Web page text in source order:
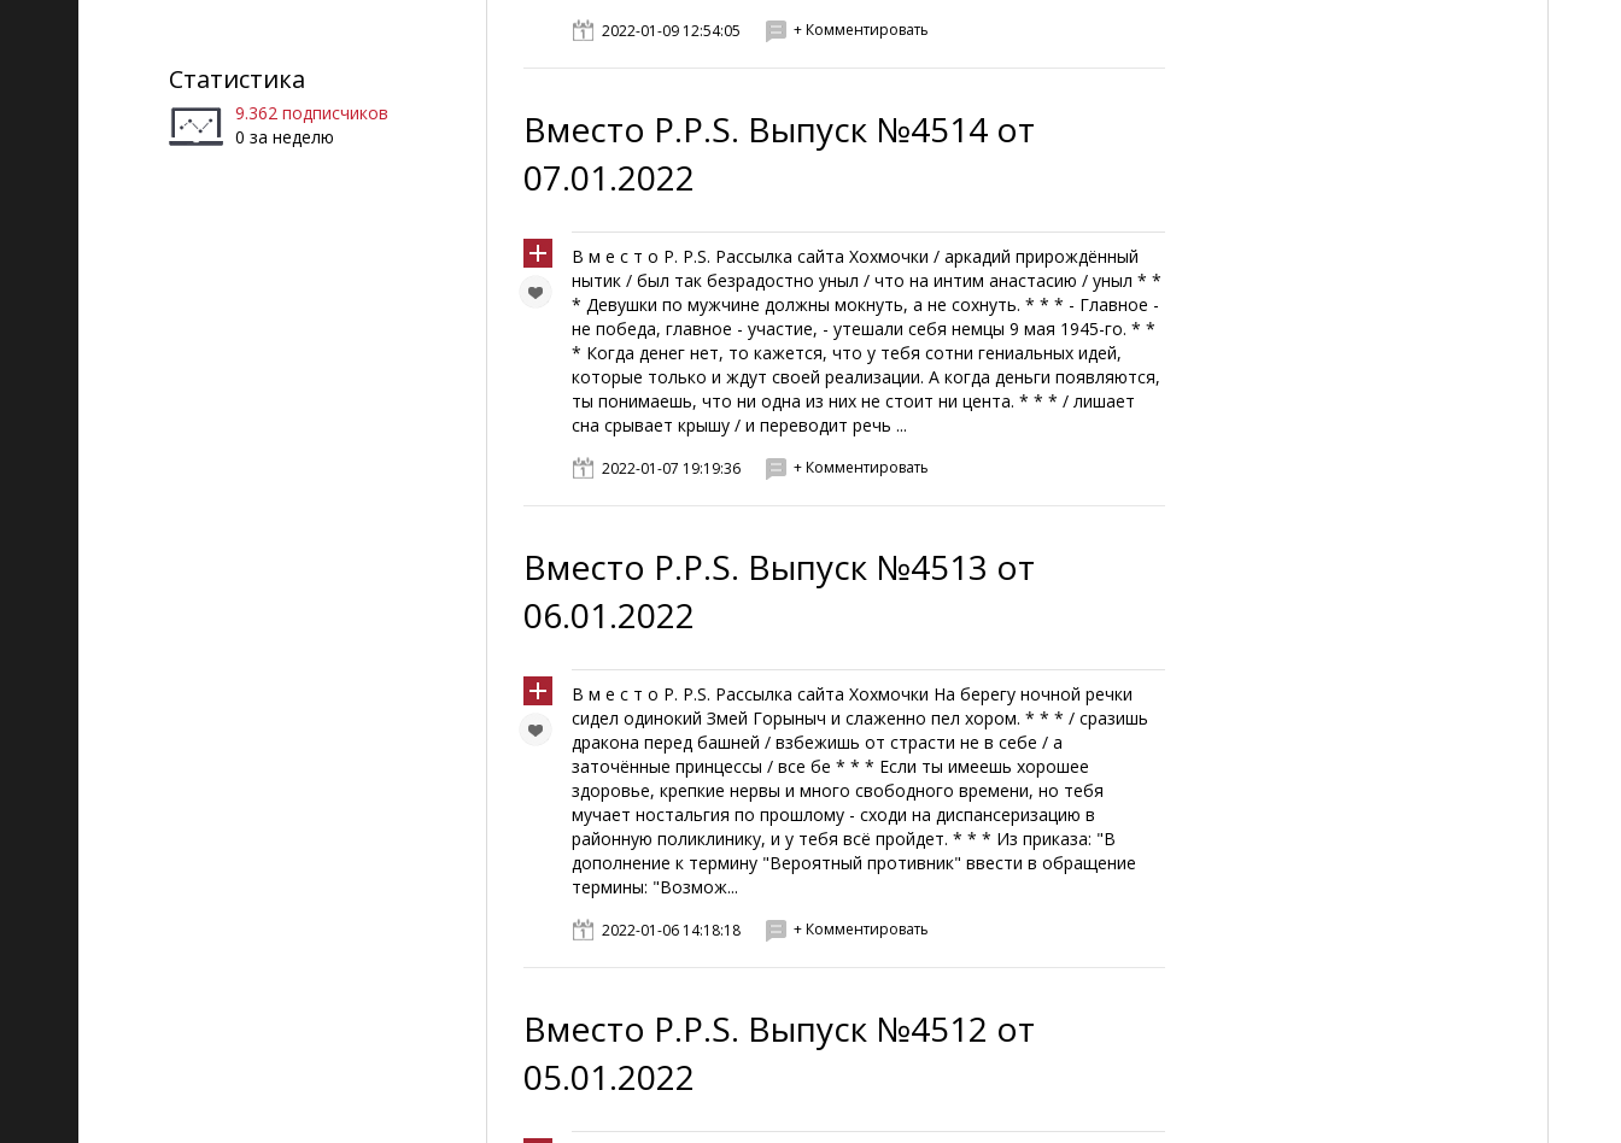
Статистика
9.362 подписчиков
0 за неделю
2022-01-09 12:54:05 + Комментировать
Вместо P.P.S. Выпуск №4514 от
07.01.2022
В м е с т о P. P.S. Рассылка сайта Хохмочки / аркадий прирождённый
нытик / был так безрадостно уныл / что на интим анастасию / уныл * *
* Девушки по мужчине должны мокнуть, а не сохнуть. * * * - Главное -
не победа, главное - участие, - утешали себя немцы 9 мая 1945-го. * *
* Когда денег нет, то кажется, что у тебя сотни гениальных идей,
которые только и ждут своей реализации. А когда деньги появляются,
ты понимаешь, что ни одна из них не стоит ни цента. * * * / лишает
сна срывает крышу / и переводит речь ...
2022-01-07 19:19:36 + Комментировать
Вместо P.P.S. Выпуск №4513 от
06.01.2022
В м е с т о P. P.S. Рассылка сайта Хохмочки На берегу ночной речки
сидел одинокий Змей Горыныч и слаженно пел хором. * * * / сразишь
дракона перед башней / взбежишь от страсти не в себе / а
заточённые принцессы / все бе * * * Если ты имеешь хорошее
здоровье, крепкие нервы и много свободного времени, но тебя
мучает ностальгия по прошлому - сходи на диспансеризацию в
районную поликлинику, и у тебя всё пройдет. * * * Из приказа: "В
дополнение к термину "Вероятный противник" ввести в обращение
термины: "Возмож...
2022-01-06 14:18:18 + Комментировать
Вместо P.P.S. Выпуск №4512 от
05.01.2022